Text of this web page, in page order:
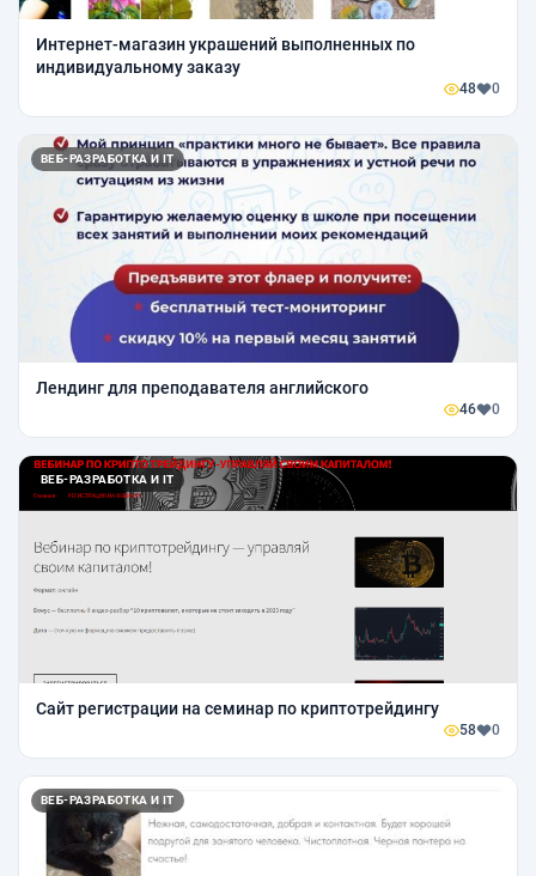
Интернет-магазин украшений выполненных по
индивидуальному заказу
48 0
ВЕБ-РАЗРАБОТКА И IT
Лендинг для преподавателя английского
46 0
ВЕБ-РАЗРАБОТКА И IT
Сайт регистрации на семинар по криптотрейдингу
58 0
ВЕБ-РАЗРАБОТКА И IT